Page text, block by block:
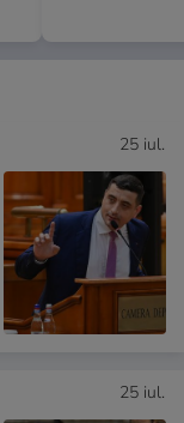
25 iul.
25 iul.